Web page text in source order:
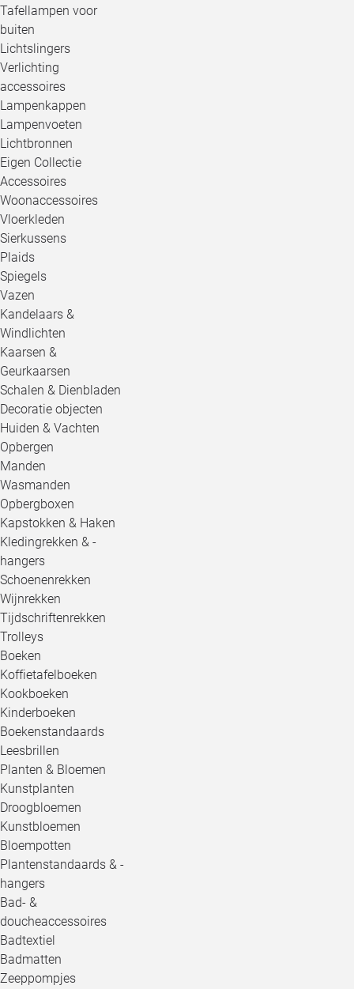
Tafellampen voor
buiten
Lichtslingers
Verlichting
accessoires
Lampenkappen
Lampenvoeten
Lichtbronnen
Eigen Collectie
Accessoires
Woonaccessoires
Vloerkleden
Sierkussens
Plaids
Spiegels
Vazen
Kandelaars &
Windlichten
Kaarsen &
Geurkaarsen
Schalen & Dienbladen
Decoratie objecten
Huiden & Vachten
Opbergen
Manden
Wasmanden
Opbergboxen
Kapstokken & Haken
Kledingrekken & -
hangers
Schoenenrekken
Wijnrekken
Tijdschriftenrekken
Trolleys
Boeken
Koffietafelboeken
Kookboeken
Kinderboeken
Boekenstandaards
Leesbrillen
Planten & Bloemen
Kunstplanten
Droogbloemen
Kunstbloemen
Bloempotten
Plantenstandaards & -
hangers
Bad- &
doucheaccessoires
Badtextiel
Badmatten
Zeeppompjes